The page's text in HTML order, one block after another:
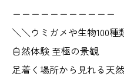
ーーーーーーーーーーー
＼＼ウミガメや生物100種
自然体験 至極の景観
足着く場所から見れる天